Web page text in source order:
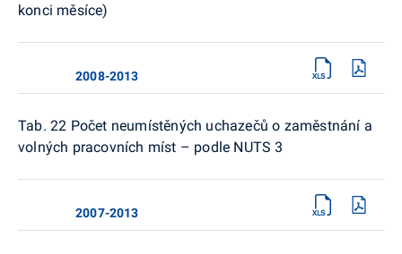
konci měsíce)
2008-2013
Tab. 22 Počet neumístěných uchazečů o zaměstnání a
volných pracovních míst – podle NUTS 3
2007-2013